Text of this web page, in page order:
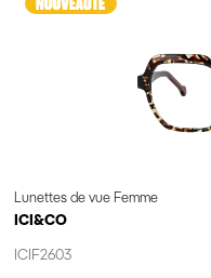
Lunettes de vue Femme
ICI&CO
ICIF2603